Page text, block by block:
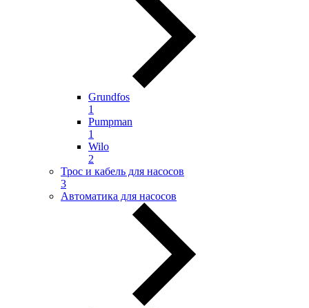
Grundfos
1
Pumpman
1
Wilo
2
Трос и кабель для насосов
3
Автоматика для насосов